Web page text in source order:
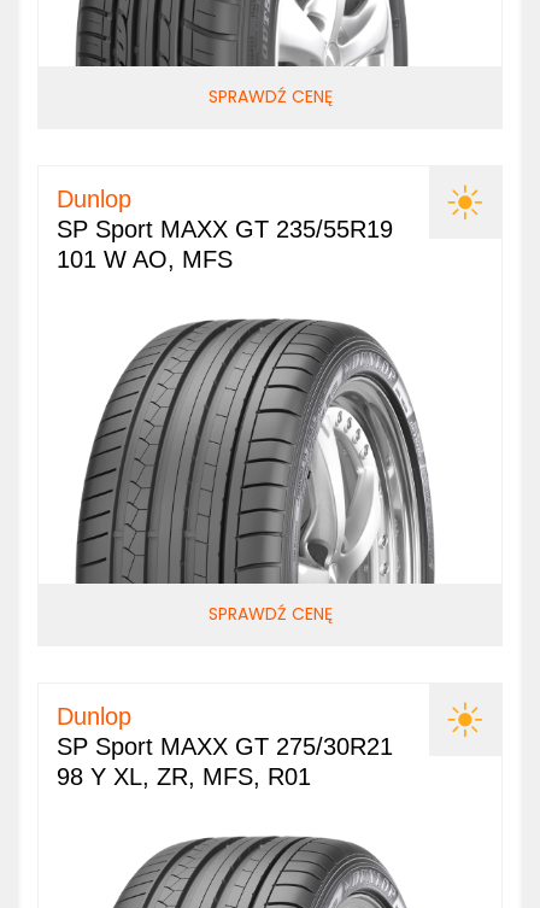
SPRAWDŹ CENĘ
Dunlop
SP Sport MAXX GT 235/55R19
101 W AO, MFS
SPRAWDŹ CENĘ
Dunlop
SP Sport MAXX GT 275/30R21
98 Y XL, ZR, MFS, R01